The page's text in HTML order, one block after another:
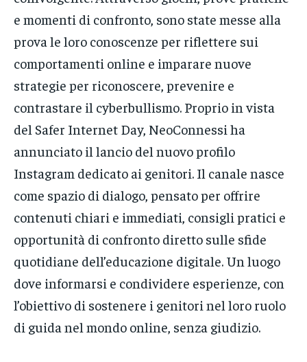
e momenti di confronto, sono state messe alla
prova le loro conoscenze per riflettere sui
comportamenti online e imparare nuove
strategie per riconoscere, prevenire e
contrastare il cyberbullismo. Proprio in vista
del Safer Internet Day, NeoConnessi ha
annunciato il lancio del nuovo profilo
Instagram dedicato ai genitori. Il canale nasce
come spazio di dialogo, pensato per offrire
contenuti chiari e immediati, consigli pratici e
opportunità di confronto diretto sulle sfide
quotidiane dell’educazione digitale. Un luogo
dove informarsi e condividere esperienze, con
l’obiettivo di sostenere i genitori nel loro ruolo
di guida nel mondo online, senza giudizio.